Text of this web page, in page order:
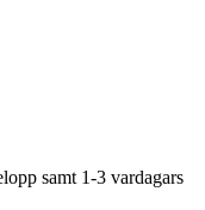
samt 1-3 vardagars